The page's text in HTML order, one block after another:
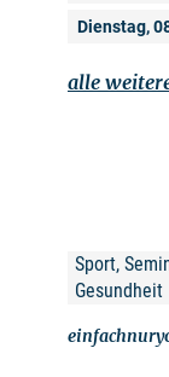
Dienstag,
alle
Sport,
Gesundheit